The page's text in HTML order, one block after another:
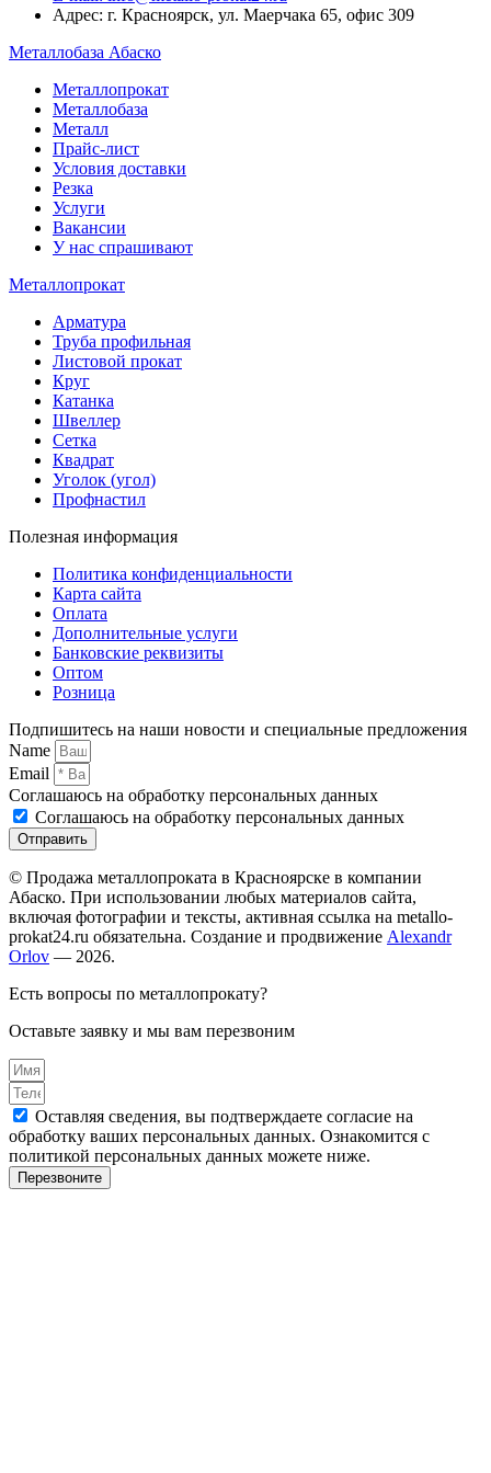
Адрес: г. Красноярск, ул. Маерчака 65, офис 309
Металлобаза Абаско
Металлопрокат
Металлобаза
Металл
Прайс-лист
Условия доставки
Резка
Услуги
Вакансии
У нас спрашивают
Металлопрокат
Арматура
Труба профильная
Листовой прокат
Круг
Катанка
Швеллер
Сетка
Квадрат
Уголок (угол)
Профнастил
Полезная информация
Политика конфиденциальности
Карта сайта
Оплата
Дополнительные услуги
Банковские реквизиты
Оптом
Розница
Подпишитесь на наши новости и специальные предложения
Name
Email
Соглашаюсь на обработку персональных данных
Соглашаюсь на обработку персональных данных
Отправить
© Продажа металлопроката в Красноярске в компании
Абаско. При использовании любых материалов сайта,
включая фотографии и тексты, активная ссылка на metallo-
prokat24.ru обязательна. Создание и продвижение Alexandr
Orlov — 2026.
Есть вопросы по металлопрокату?
Оставьте заявку и мы вам перезвоним
Оставляя сведения, вы подтверждаете согласие на
обработку ваших персональных данных. Ознакомится с
политикой персональных данных можете ниже.
Перезвоните